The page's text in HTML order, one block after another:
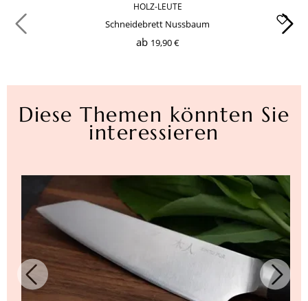
HOLZ-LEUTE
Schneidebrett Nussbaum
ab 19,90 €
Diese Themen könnten Sie
interessieren